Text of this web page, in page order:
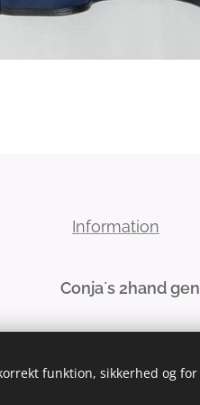
Information
Conja´s 2hand
funktion, sikkerhed og